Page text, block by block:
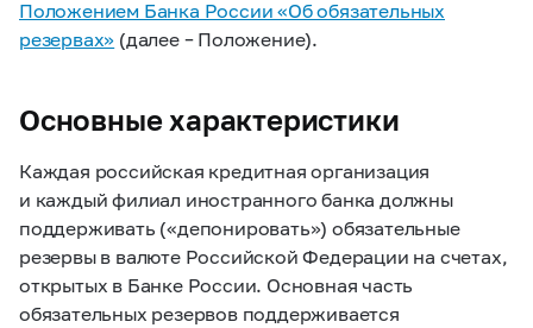
Положением Банка России «Об обязательных
резервах» (далее – Положение).
Основные характеристики
Каждая российская кредитная организация
и каждый филиал иностранного банка должны
поддерживать («депонировать») обязательные
резервы в валюте Российской Федерации на счетах,
открытых в Банке России. Основная часть
обязательных резервов поддерживается